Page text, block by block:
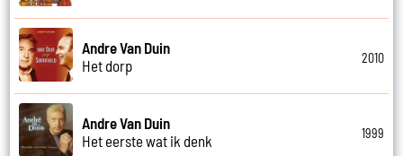
Andre Van Duin
Het dorp
2010
Andre Van Duin
Het eerste wat ik denk
1999